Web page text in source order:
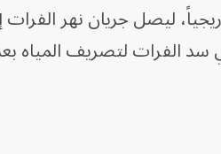
ليصل جريان نهر
فتح 3 بوابات مفيض في سد الفرات لتصريف